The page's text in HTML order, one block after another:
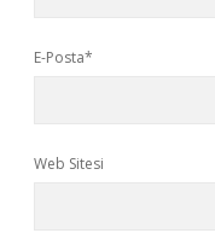
E-Posta*
Web Sitesi